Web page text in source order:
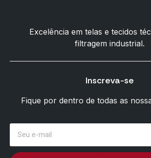
Excelência em telas e tecidos
filtragem industrial.
Inscreva-se
Fique por dentro de todas as